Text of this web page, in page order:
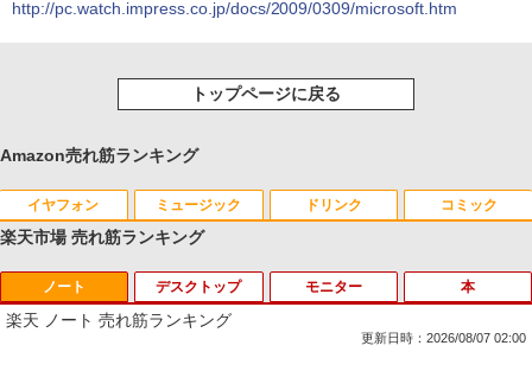
http://pc.watch.impress.co.jp/docs/2009/0309/microsoft.htm
トップページに戻る
Amazon売れ筋ランキング
イヤフォン
Anker Soundcore P40i オフホワイト
￥7,990
ミュージック
BRUCE WAYNE feat. Flo Milli, ATL Jacob
[Explicit]
ドリンク
【Amazon.co.jp限定】 い・ろ・は・す 2L P
ET ラベルレス ×8本
コミック
薬屋のひとりごと 17巻 (デジタル版ビッグガ
ンガンコミックス)
楽天市場 売れ筋ランキング
ノート
楽天 ノート 売れ筋ランキング
更新日時：2026/08/07 02:00
デスクトップ モニター 本